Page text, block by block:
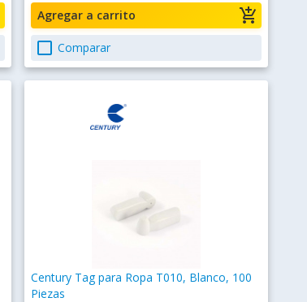
add_shopping_cart
Agregar a carrito
check_box_outline_blank Comparar
Century Tag para Ropa T010, Blanco, 100
Piezas